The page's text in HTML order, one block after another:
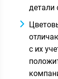
детали
с их